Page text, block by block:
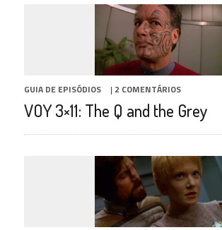
GUIA DE EPISÓDIOS | 2 COMENTÁRIOS
VOY 3×11: The Q and the Grey